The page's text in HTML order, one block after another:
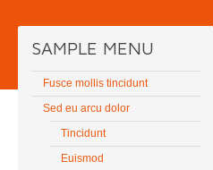
SAMPLE MENU
Fusce mollis tincidunt
Sed eu arcu dolor
Tincidunt
Euismod